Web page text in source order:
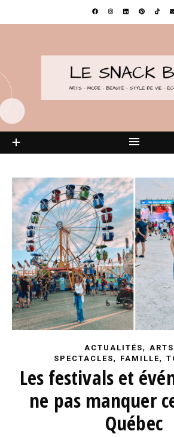
ACTUALITÉS,
SPECTACLES, FAMILLE,
Les festivals et
ne pas manquer
Québec